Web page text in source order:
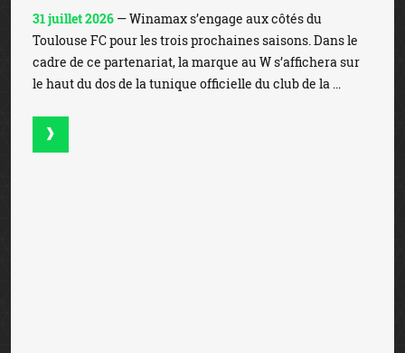
31 juillet 2026 — Winamax s’engage aux côtés du
Toulouse FC pour les trois prochaines saisons. Dans le
cadre de ce partenariat, la marque au W s’affichera sur
le haut du dos de la tunique officielle du club de la ...